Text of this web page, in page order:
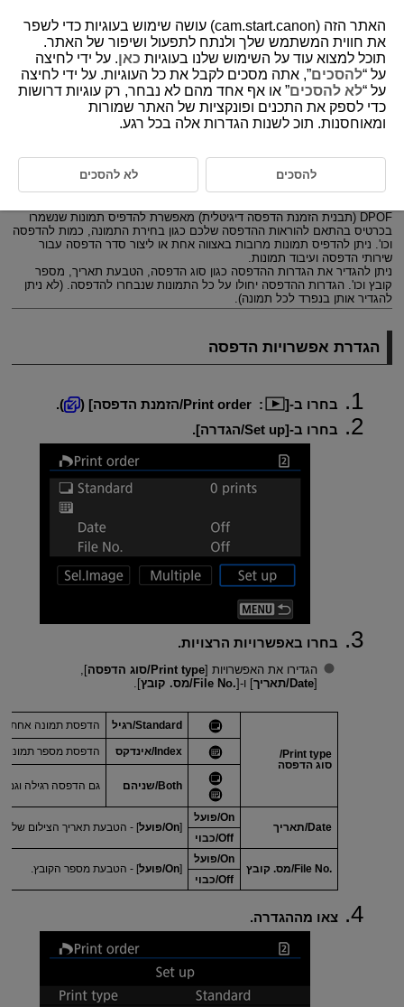
D388-158
הזמנת הדפסה (DPOF)
הגדרת אפשרויות הדפסה
בחירת תמונות להדפסה
DPOF (תבנית הזמנת הדפסה דיגיטלית) מאפשרת להדפיס תמונות שנשמרו
בכרטיס בהתאם להוראות ההדפסה שלכם כגון בחירת התמונה, כמות להדפסה
וכו'. ניתן להדפיס תמונות מרובות באצווה אחת או ליצור סדר הדפסה עבור
שירותי הדפסה ועיבוד תמונות.
ניתן להגדיר את הגדרות ההדפסה כגון סוג הדפסה, הטבעת תאריך, מספר
קובץ וכו'. הגדרות ההדפסה יחולו על כל התמונות שנבחרו להדפסה. (לא ניתן
להגדיר אותן בנפרד לכל תמונה).
הגדרת אפשרויות הדפסה
בחרו ב-[ : Print order/הזמנת הדפסה ] (
).
בחרו ב-[Set up/הגדרה ].
בחרו באפשרויות הרצויות.
הגדירו את האפשרויות [Print type/סוג הדפסה
],
[Date/תאריך ] ו-[File No.‎/מס. קובץ ].
Print type/
סוג הדפסה
Standard/רגיל הדפסת תמונה אחת על
Index/אינדקס הדפסת מספר תמונות
Both/שניהם גם הדפסה רגילה וגם
Date/תאריך
On/פועל
On/פועל
] - הטבעת תאריך הצילום של
Off/כבוי
File No.‎/מס. קובץ
On/פועל
On/פועל
] - הטבעת מספר הקובץ.
Off/כבוי
צאו מההגדרה.
האתר הזה (cam.start.canon) עושה שימוש בעוגיות כדי לשפר
את חווית המשתמש שלך ולנתח לתפעול ושיפור של האתר.
תוכל למצוא עוד על השימוש שלנו בעוגיות כאן. על ידי לחיצה
על “להסכים”, אתה מסכים לקבל את כל העוגיות. על ידי לחיצה
על “לא להסכים” או אף אחד מהם לא נבחר, רק עוגיות דרושות
כדי לספק את התכנים ופונקציות של האתר שמורות
ומאוחסנות. תוכ לשנות הגדרות אלה בכל רגע.
להסכים לא להסכים